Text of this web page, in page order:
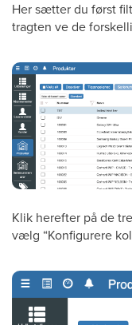
Her sætter du først
tragten ve de
Klik herefter på de
vælg “Konfigurere